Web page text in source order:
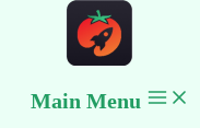
Main Menu